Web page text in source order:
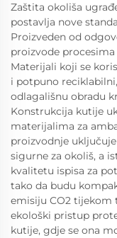
Zaštita okoliša
postavlja nove
Proizveden od
proizvode
Materijali koji se
i potpuno
odlagališnu obradu
Konstrukcija kutije
materijalima za
proizvodnje
sigurne za okoliš, a
kvalitetu ispisa za
tako da budu
emisiju CO2 tijekom
ekološki pristup
kutije, gdje se ona